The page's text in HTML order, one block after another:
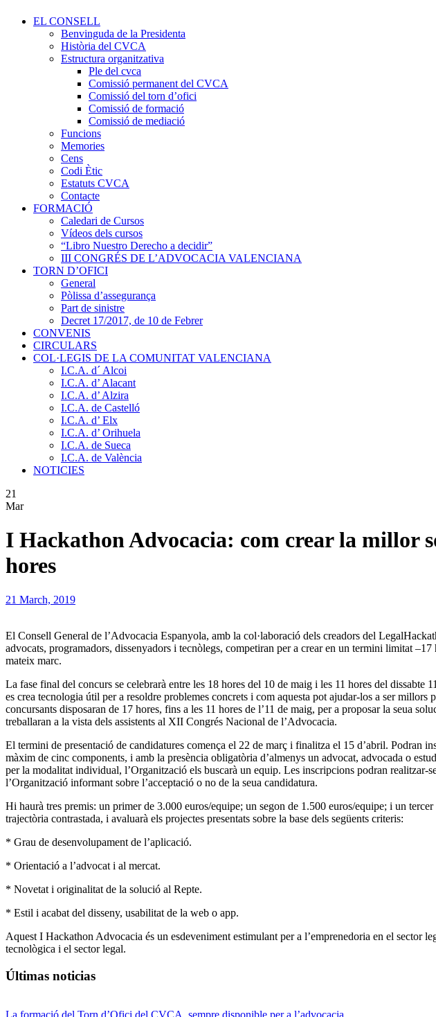
EL CONSELL
Benvinguda de la Presidenta
Història del CVCA
Estructura organitzativa
Ple del cvca
Comissió permanent del CVCA
Comissió del torn d’ofici
Comissió de formació
Comissió de mediació
Funcions
Memories
Cens
Codi Ètic
Estatuts CVCA
Contacte
FORMACIÓ
Caledari de Cursos
Vídeos dels cursos
“Libro Nuestro Derecho a decidir”
III CONGRÉS DE L’ADVOCACIA VALENCIANA
TORN D’OFICI
General
Pòlissa d’assegurança
Part de sinistre
Decret 17/2017, de 10 de Febrer
CONVENIS
CIRCULARS
COL·LEGIS DE LA COMUNITAT VALENCIANA
I.C.A. d´ Alcoi
I.C.A. d’ Alacant
I.C.A. d’ Alzira
I.C.A. de Castelló
I.C.A. d’ Elx
I.C.A. d’ Orihuela
I.C.A. de Sueca
I.C.A. de València
NOTICIES
21
Mar
I Hackathon Advocacia: com crear la millor
hores
21 March, 2019
El Consell General de l’Advocacia Espanyola, amb la col·laboració dels creadors del
advocats, programadors, dissenyadors i tecnòlegs, competiran per a crear en un termini limitat
mateix marc.
La fase final del concurs se celebrarà entre les 18 hores del 10 de maig i les 11 hores del
es crea tecnologia útil per a resoldre problemes concrets i com aquesta pot ajudar-los a ser
concursants disposaran de 17 hores, fins a les 11 hores de l’11 de maig, per a proposar la seua
treballaran a la vista dels assistents al XII Congrés Nacional de l’Advocacia.
El termini de presentació de candidatures comença el 22 de març i finalitza el 15 d’abril. Podran
màxim de cinc components, i amb la presència obligatòria d’almenys un advocat, advocada o
per la modalitat individual, l’Organització els buscarà un equip. Les inscripcions podran
l’Organització informant sobre l’acceptació o no de la seua candidatura.
Hi haurà tres premis: un primer de 3.000 euros/equipe; un segon de 1.500 euros/equipe; i un
trajectòria contrastada, i avaluarà els projectes presentats sobre la base dels següents criteris:
* Grau de desenvolupament de l’aplicació.
* Orientació a l’advocat i al mercat.
* Novetat i originalitat de la solució al Repte.
* Estil i acabat del disseny, usabilitat de la web o app.
Aquest I Hackathon Advocacia és un esdeveniment estimulant per a l’emprenedoria en el sector
tecnològica i el sector legal.
Últimas noticias